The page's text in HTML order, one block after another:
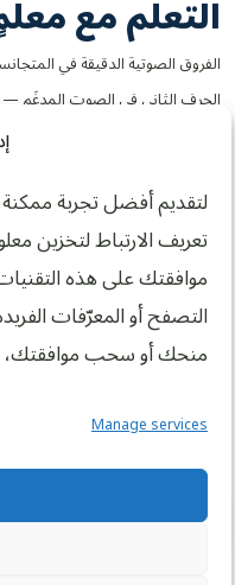
لتقديم أفضل تجربة
تعريف الارتباط لتخزين
موافقتك على هذه
التصفح أو المعرّفات
منحك أو سحب موافقتك،
Manage services
التعلّم مع
الفروق الصوتية الدقيقة في
الحرف الثاني في الصوت المدغَم
متخصص في التجويد يُجسّد النطق
الأخطاء
المتجانسين
حتى المتعلمون المجتهدون
التعرف المسبق إلى هذه الأخطاء
أشيع الأخطاء وأكثرها انتشارًا:
كاملَين، فينتج أثرٌ متكلَّف متوتر
2. إنتاج صوتٍ ممزوج أو مهجَّن
ولأن الحرفين مختلفان يحاول
درس تجريبي مجاني